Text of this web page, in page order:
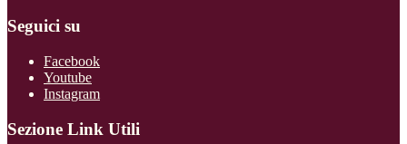
Seguici su
Facebook
Youtube
Instagram
Sezione Link Utili